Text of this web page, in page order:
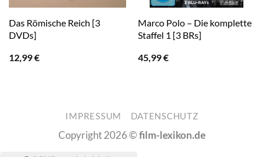
Das Römische Reich [3
DVDs]
12,99€
Marco Polo – Die komplette
Staffel 1 [3 BRs]
45,99€
IMPRESSUM DATENSCHUTZ
Copyright 2026 ©film-lexikon.de